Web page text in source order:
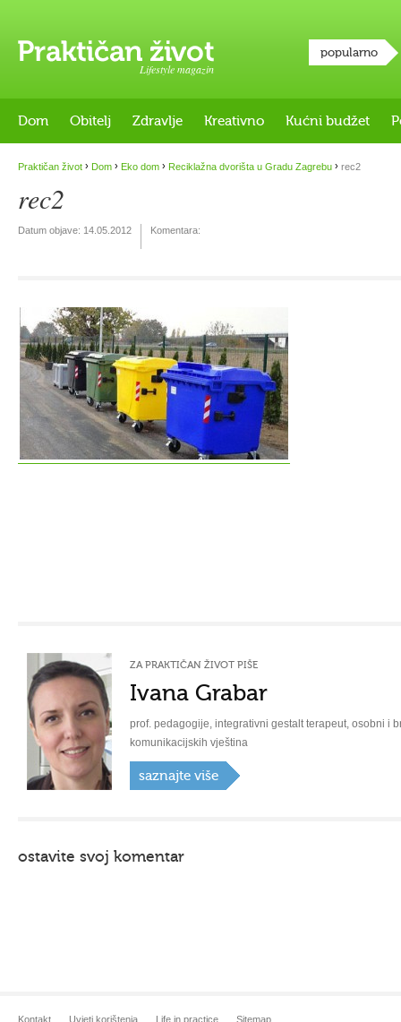
Lifestyle magazin
popularno
Dom Obitelj Zdravlje Kreativno Kućni budžet
Praktičan život › Dom › Eko dom › Reciklažna dvorišta u Gradu Zagrebu › rec2
rec2
Datum objave: 14.05.2012 Komentara:
ZA PRAKTIČAN ŽIVOT PIŠE
Ivana Grabar
prof. pedagogije, integrativni gestalt terapeut, osobni i
komunikacijskih vještina
saznajte više
ostavite svoj komentar
Kontakt Uvjeti korištenja Life in practice Sitemap